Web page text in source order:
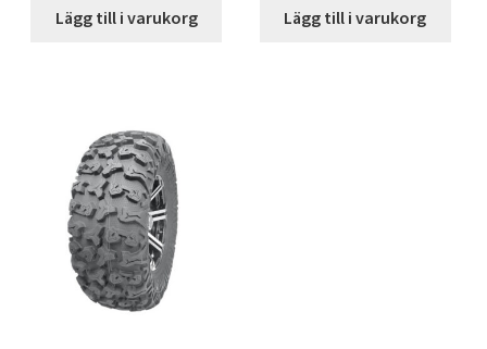
Lägg till i varukorg Lägg till i varukorg